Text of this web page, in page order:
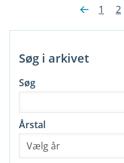
« 1 2
Søg i arkivet
Søg
Årstal